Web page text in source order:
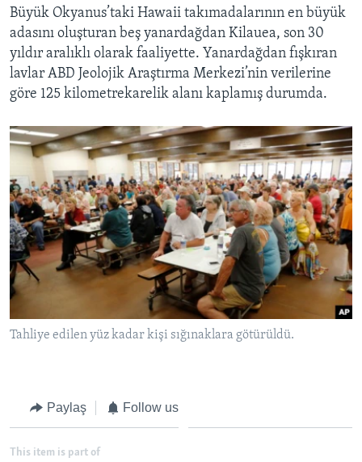
Büyük Okyanus’taki Hawaii takımadalarının en büyük
adasını oluşturan beş yanardağdan Kilauea, son 30
yıldır aralıklı olarak faaliyette. Yanardağdan fışkıran
lavlar ABD Jeolojik Araştırma Merkezi’nin verilerine
göre 125 kilometrekarelik alanı kaplamış durumda.
Tahliye edilen yüz kadar kişi sığınaklara götürüldü.
Paylaş Follow us
This item is part of